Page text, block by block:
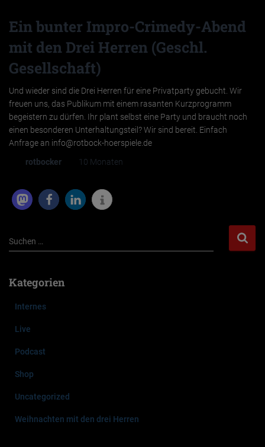
Ein bunter Impro-Crimedy-Abend
mit den Drei Herren (Geschl.
Gesellschaft)
Und wieder sind die Drei Herren für eine Privatparty gebucht. Wir
freuen uns, das Publikum mit einem rasanten Kurzprogramm
begeistern zu dürfen. Ihr plant selbst eine Party und braucht noch
einen besonderen Unterhaltungsteil? Wir sind bereit. Einfach
Anfrage an info@rotbock-hoerspiele.de
rotbocker 10 Monaten
S
u
e
Suchen …
Kategorien
Internes
Live
Podcast
Shop
Uncategorized
Weihnachten mit den drei Herren